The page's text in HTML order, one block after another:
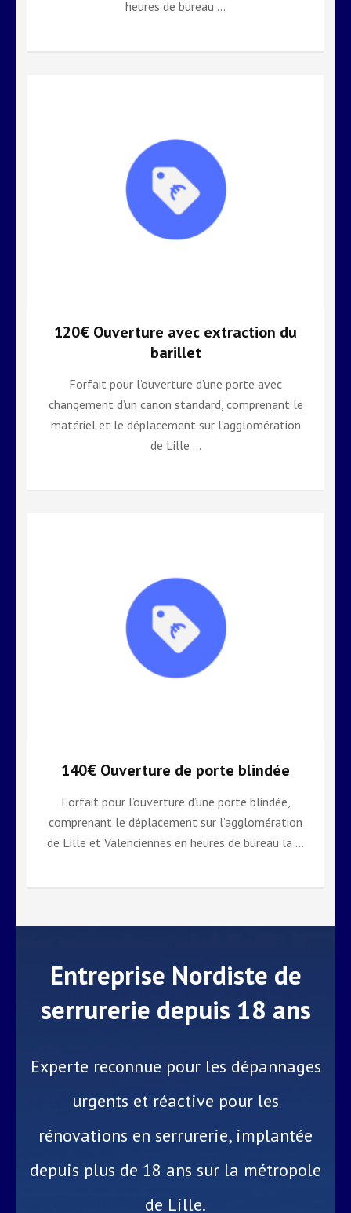
heures de bureau …
120€ Ouverture avec extraction du
barillet
Forfait pour l’ouverture d’une porte avec
changement d’un canon standard, comprenant le
matériel et le déplacement sur l’agglomération
de Lille …
140€ Ouverture de porte blindée
Forfait pour l’ouverture d’une porte blindée,
comprenant le déplacement sur l’agglomération
de Lille et Valenciennes en heures de bureau la …
Entreprise Nordiste de
serrurerie depuis 18 ans
Experte reconnue pour les dépannages
urgents et réactive pour les
rénovations en serrurerie, implantée
depuis plus de 18 ans sur la métropole
de Lille.